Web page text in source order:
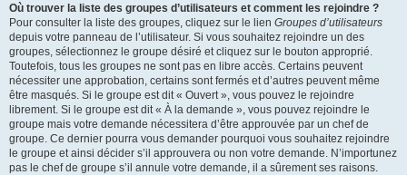
Où trouver la liste des groupes d’utilisateurs et comment les rejoindre ?
Pour consulter la liste des groupes, cliquez sur le lien Groupes d’utilisateurs
depuis votre panneau de l’utilisateur. Si vous souhaitez rejoindre un des
groupes, sélectionnez le groupe désiré et cliquez sur le bouton approprié.
Toutefois, tous les groupes ne sont pas en libre accès. Certains peuvent
nécessiter une approbation, certains sont fermés et d’autres peuvent même
être masqués. Si le groupe est dit « Ouvert », vous pouvez le rejoindre
librement. Si le groupe est dit « À la demande », vous pouvez rejoindre le
groupe mais votre demande nécessitera d’être approuvée par un chef de
groupe. Ce dernier pourra vous demander pourquoi vous souhaitez rejoindre
le groupe et ainsi décider s’il approuvera ou non votre demande. N’importunez
pas le chef de groupe s’il annule votre demande, il a sûrement ses raisons.